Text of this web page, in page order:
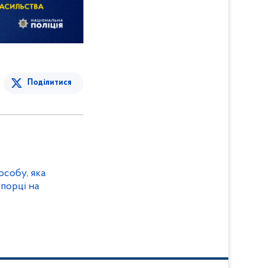
Поділитися
яка
на